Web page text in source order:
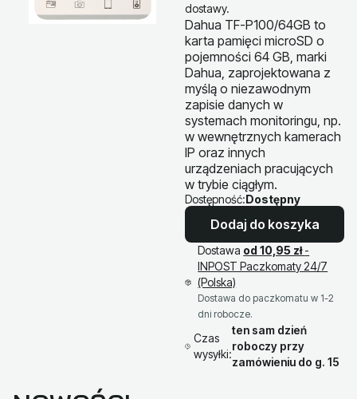
dostawy.
Dahua TF-P100/64GB to
karta pamięci microSD o
pojemności 64 GB, marki
Dahua, zaprojektowana z
myślą o niezawodnym
zapisie danych w
systemach monitoringu, np.
w wewnętrznych kamerach
IP oraz innych
urządzeniach pracujących
w trybie ciągłym.
Dostępność:Dostępny
Dodaj do koszyka
Dostawa od 10,95 zł-
INPOST Paczkomaty 24/7
(Polska)
Dostawa do paczkomatu w 1-2
dni robocze.
Czas
wysyłki:
ten sam dzień
roboczy przy
zamówieniu do g. 15